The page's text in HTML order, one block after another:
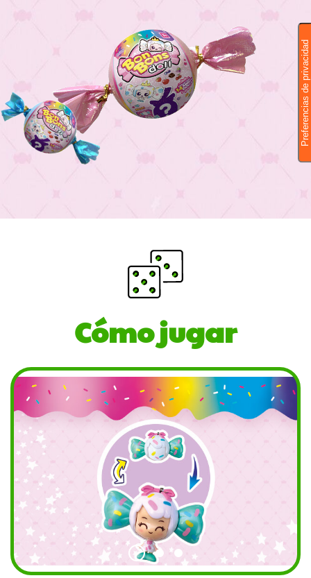
Cómo jugar